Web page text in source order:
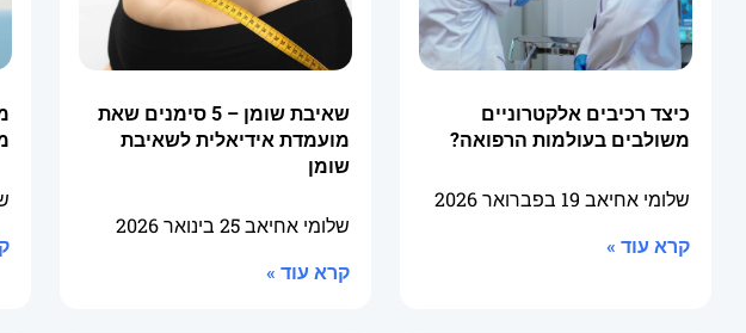
כיצד רכיבים אלקטרוניים
משולבים בעולמות הרפואה?
שלומי אחיאב 19 בפברואר 2026
קרא עוד »
שאיבת שומן – 5 סימנים שאת
מועמדת אידיאלית לשאיבת
שומן
שלומי אחיאב25 בינואר 2026
קרא עוד »